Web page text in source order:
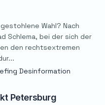
Wahl? Nach
Schlema, bei der sich der
den rechtsextremen
Desinformation
Petersburg